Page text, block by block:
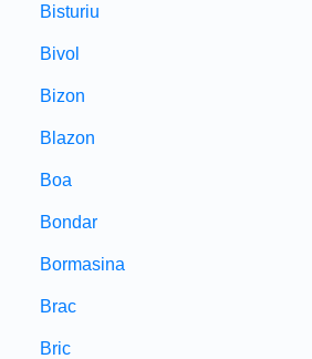
Bisturiu
Bivol
Bizon
Blazon
Boa
Bondar
Bormasina
Brac
Bric